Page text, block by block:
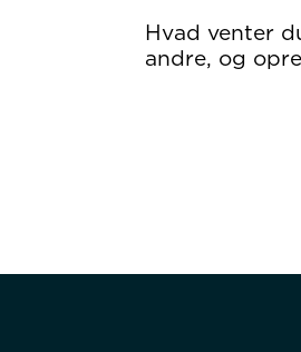
Hvad venter
andre, og